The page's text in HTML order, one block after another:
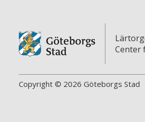
Center
Copyright © 2026 Göteborgs Stad